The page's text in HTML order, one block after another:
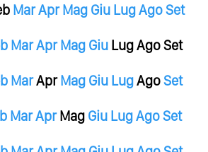
MarApr Mag Giu LugAgoSet
MarApr Mag Giu LugAgoSet
MarApr Mag Giu LugAgoSet
MarApr Mag Giu LugAgoSet